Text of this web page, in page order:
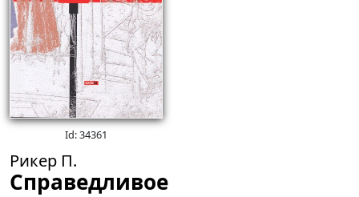
Id: 34361
Рикер П.
Справедливое